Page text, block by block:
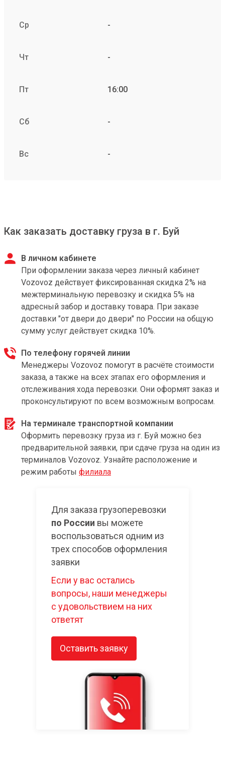
Ср -
Чт -
Пт 16:00
Сб -
Вс -
Как заказать доставку груза в г. Буй
В личном кабинете
При оформлении заказа через личный кабинет
Vozovoz действует фиксированная скидка 2% на
межтерминальную перевозку и скидка 5% на
адресный забор и доставку товара. При заказе
доставки "от двери до двери" по России на общую
сумму услуг действует скидка 10%.
По телефону горячей линии
Менеджеры Vozovoz помогут в расчёте стоимости
заказа, а также на всех этапах его оформления и
отслеживания хода перевозки. Они оформят заказ и
проконсультируют по всем возможным вопросам.
На терминале транспортной компании
Оформить перевозку груза из г. Буй можно без
предварительной заявки, при сдаче груза на один из
терминалов Vozovoz. Узнайте расположение и
режим работы филиала
Для заказа грузоперевозки
по России вы можете
воспользоваться одним из
трех способов оформления
заявки
Если у вас остались
вопросы, наши менеджеры
с удовольствием на них
ответят
Оставить заявку